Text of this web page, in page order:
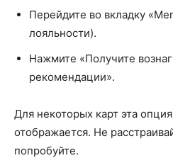
Перейдите во вкладку
лояльности).
Нажмите «Получите
рекомендации».
Для некоторых карт эта
отображается. Не
попробуйте.